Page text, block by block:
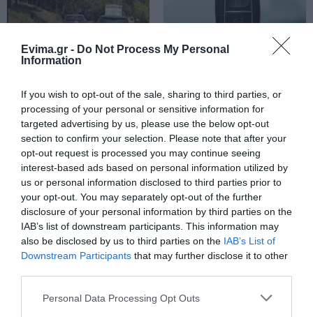
Evima.gr - Do Not Process My Personal
Information
If you wish to opt-out of the sale, sharing to third parties, or
processing of your personal or sensitive information for
targeted advertising by us, please use the below opt-out
section to confirm your selection. Please note that after your
opt-out request is processed you may continue seeing
interest-based ads based on personal information utilized by
us or personal information disclosed to third parties prior to
your opt-out. You may separately opt-out of the further
disclosure of your personal information by third parties on the
IAB’s list of downstream participants. This information may
also be disclosed by us to third parties on the IAB’s List of
Downstream Participants that may further disclose it to other
Please note that this website/app uses one or more Google
Personal Data Processing Opt Outs
05.08.2026 | 22:00
δρόμους – Χειροπέδες στον
25χρονο πατέρα του
Απάτη-σοκ στην Εύβοια: «Βγάλτε
τα χρυσαφικά στο μπαλκόνι» –
Έχασε 9.500 ευρώ και κοσμήματα
05.08.2026 | 21:20
Σοκ σε επαρχιακό δρόμο: Οδηγός
κάνει τετραπλή προσπέραση
πάνω σε στροφή (βίντεο)
05.08.2026 | 21:00
Φωτιά σε λεωφορείο στην Εύβοια
Σοκ σε επαρχιακό
δρόμο: Οδηγός κάνει
τετραπλή προσπέραση
πάνω σε στροφή
(βίντεο)
Η λειτουργία στα
κλειδιά του
αυτοκινήτου που λίγοι
οδηγοί γνωρίζουν και
είναι πολύ χρήσιμη το
καλοκαίρι
οχημάτων προκάλεσε
να ζήσεις τη Σαντορίνη